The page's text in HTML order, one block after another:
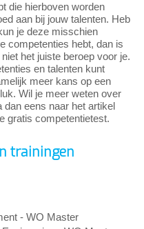
die hierboven worden
aan bij jouw talenten. Heb
je deze misschien
competenties hebt, dan is
het juiste beroep voor je.
en talenten kunt
meer kans op een
Wil je meer weten over
eens naar het artikel
gratis competentietest.
trainingen
- WO Master